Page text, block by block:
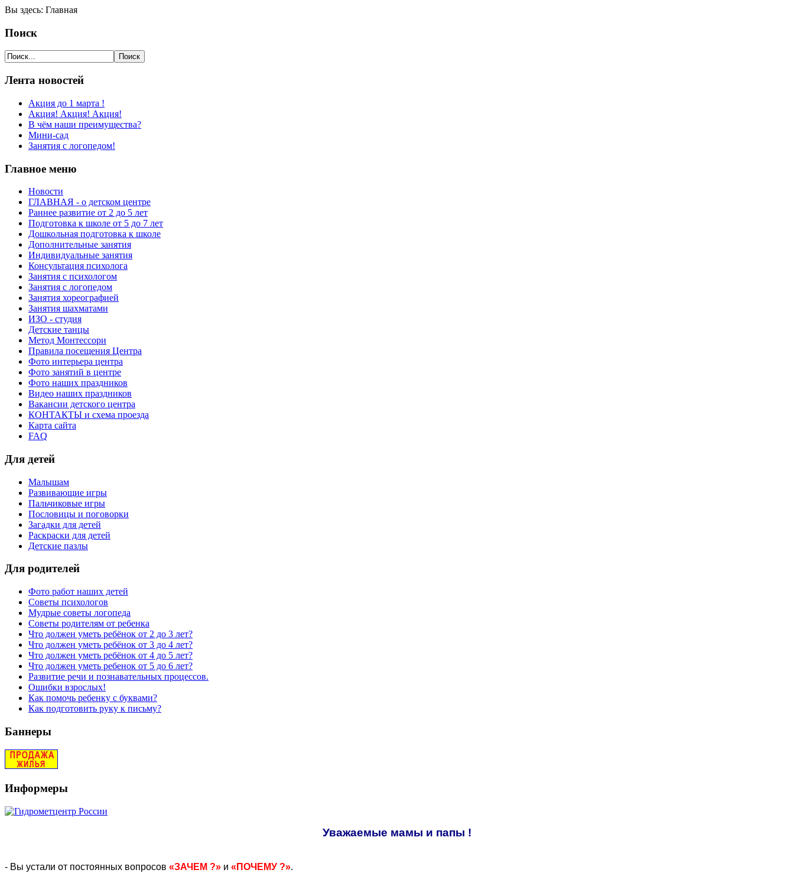
Вы здесь: Главная
Поиск
Лента новостей
Акция до 1 марта !
Акция! Акция! Акция!
В чём наши преимущества?
Мини-сад
Занятия с логопедом!
Главное меню
Новости
ГЛАВНАЯ - о детском центре
Раннее развитие от 2 до 5 лет
Подготовка к школе от 5 до 7 лет
Дошкольная подготовка к школе
Дополнительные занятия
Индивидуальные занятия
Консультация психолога
Занятия с психологом
Занятия с логопедом
Занятия хореографией
Занятия шахматами
ИЗО - студия
Детские танцы
Метод Монтессори
Правила посещения Центра
Фото интерьера центра
Фото занятий в центре
Фото наших праздников
Видео наших праздников
Вакансии детского центра
КОНТАКТЫ и схема проезда
Карта сайта
FAQ
Для детей
Малышам
Развивающие игры
Пальчиковые игры
Пословицы и поговорки
Загадки для детей
Раскраски для детей
Детские пазлы
Для родителей
Фото работ наших детей
Советы психологов
Мудрые советы логопеда
Советы родителям от ребенка
Что должен уметь ребёнок от 2 до 3 лет?
Что должен уметь ребёнок от 3 до 4 лет?
Что должен уметь ребёнок от 4 до 5 лет?
Что должен уметь ребенок от 5 до 6 лет?
Развитие речи и познавательных процессов.
Ошибки взрослых!
Как помочь ребенку с буквами?
Как подготовить руку к письму?
Баннеры
Информеры
Уважаемые мамы и папы !
- Вы устали от постоянных вопросов «ЗАЧЕМ ?» и «ПОЧЕМУ ?».